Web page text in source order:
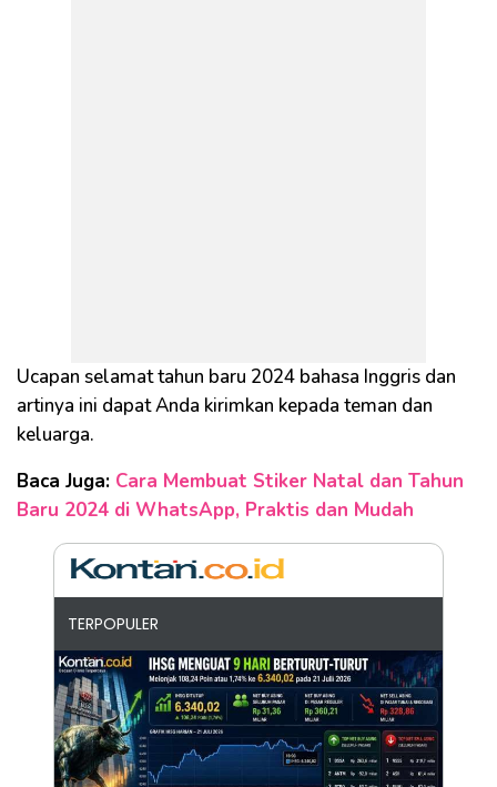
Ucapan selamat tahun baru 2024 bahasa Inggris dan
artinya ini dapat Anda kirimkan kepada teman dan
keluarga.
Baca Juga: Cara Membuat Stiker Natal dan Tahun
Baru 2024 di WhatsApp, Praktis dan Mudah
TERPOPULER